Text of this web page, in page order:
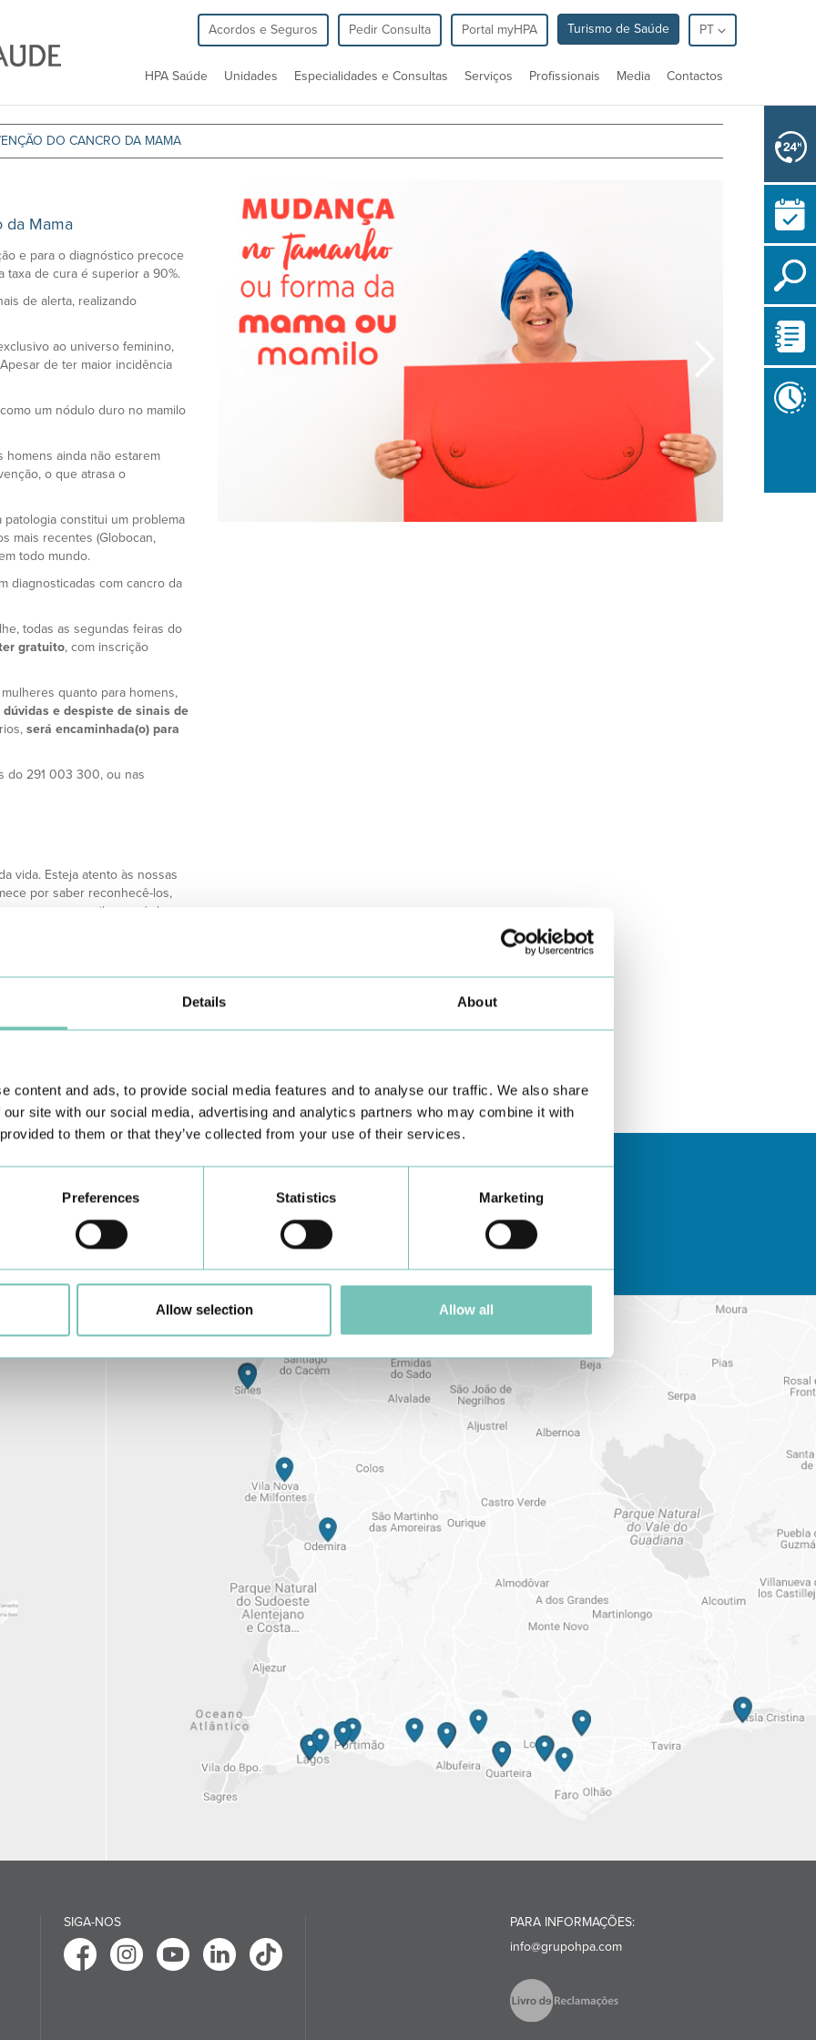
Details About
content and ads, to provide social media features and to analyse our traffic. We also share
site with our social media, advertising and analytics partners who may combine it with
to them or that they’ve collected from your use of their services.
Preferences Statistics Marketing
Allow selection Allow all
Acordos e Seguros Pedir Consulta Portal myHPA Turismo de Saúde PT
HPA Saúde Unidades Especialidades e Consultas Serviços Profissionais Media Contactos
DO CANCRO DA MAMA
da Mama
e para o diagnóstico precoce
taxa de cura é superior a 90%.
de alerta, realizando
ao universo feminino,
de ter maior incidência
um nódulo duro no mamilo
homens ainda não estarem
o que atrasa o
patologia constitui um problema
mais recentes (Globocan,
todo mundo.
diagnosticadas com cancro da
todas as segundas feiras do
gratuito, com inscrição
quanto para homens,
e despiste de sinais de
será encaminhada(o) para
do 291 003 300, ou nas
vida. Esteja atento às nossas
por saber reconhecê-los,
se com aquilo que é de
Conheça todas as Unidades de saúde CUFaqui
SIGA-NOS
PARA INFORMAÇÕES:
info@grupohpa.com